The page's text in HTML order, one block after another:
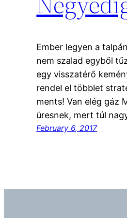
Ember legyen a
nem szalad egyből
egy visszatérő
rendel el többlet
ments! Van elég gáz
üresnek, mert túl
February 6, 2017